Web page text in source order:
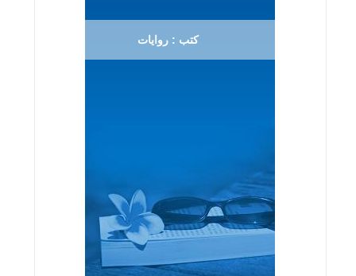
كتب : روايات